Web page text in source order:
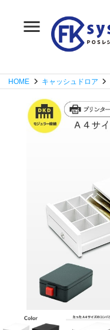
HOME キャッシュドロア